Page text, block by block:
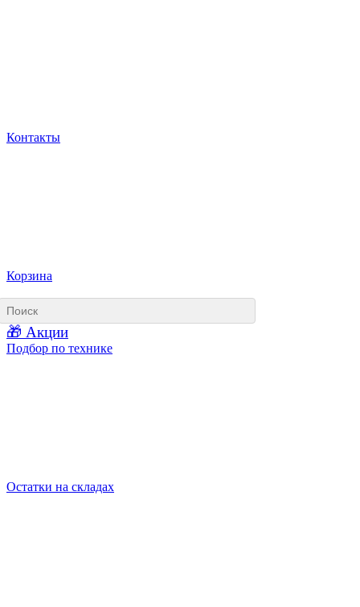
Контакты
Корзина
🎁 Акции
Подбор по технике
Остатки на складах